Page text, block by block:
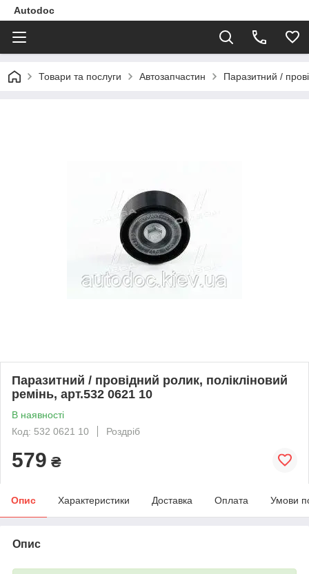
Autodoc
Товари та послуги Автозапчастин Паразитний /
Паразитний / провідний ролик, полікліновий
ремінь, арт.532 0621 10
В наявності
Код: 532 0621 10
Роздріб
579 ₴
Опис Характеристики Доставка Оплата Умови
Опис